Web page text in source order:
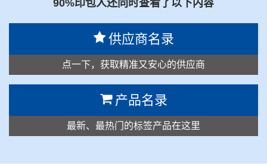
90%印包人还同时查看了以下内容
供应商名录
点一下，获取精准又安心的供应商
产品名录
最新、最热门的标签产品在这里